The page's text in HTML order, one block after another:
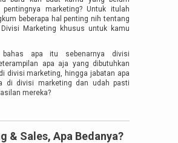
marketing? Untuk itulah
beberapa hal penting nih tentang
Marketing khusus untuk kamu
apa itu sebenarnya divisi
apa aja yang dibutuhkan
divisi marketing, hingga jabatan apa
di divisi marketing dan udah pasti
mereka?
& Sales, Apa Bedanya?